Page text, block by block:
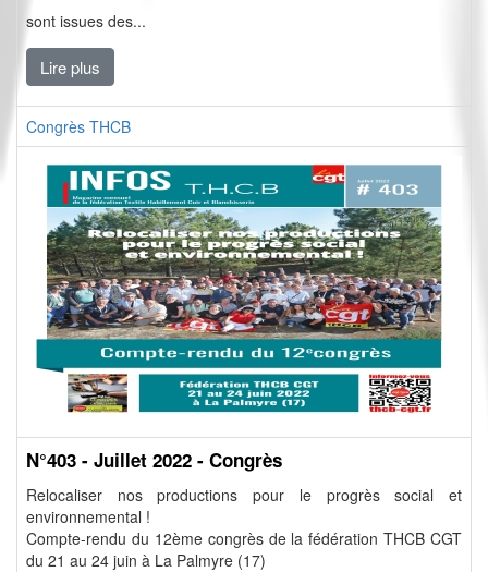
sont issues des...
Lire plus
Congrès THCB
N°403 - Juillet 2022 - Congrès
Relocaliser nos productions pour le progrès social et
environnemental !
Compte-rendu du 12ème congrès de la fédération THCB CGT
du 21 au 24 juin à La Palmyre (17)